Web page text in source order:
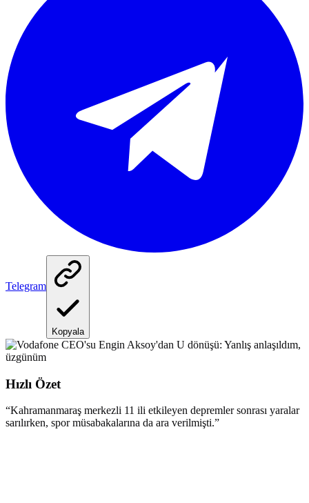
Telegram
Kopyala
Hızlı Özet
“Kahramanmaraş merkezli 11 ili etkileyen depremler sonrası yaralar
sarılırken, spor müsabakalarına da ara verilmişti.”